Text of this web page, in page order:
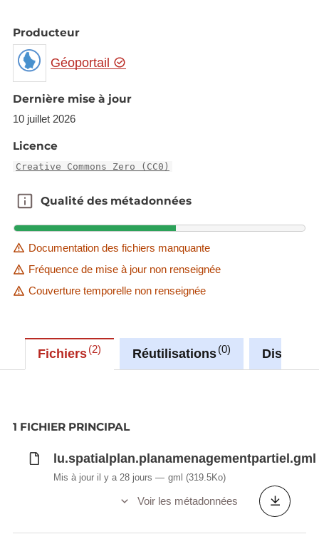
Producteur
Géoportail
Dernière mise à jour
10 juillet 2026
Licence
Creative Commons Zero (CC0)
Qualité des métadonnées
Qualité des métadonnées
Documentation des fichiers manquante
Fréquence de mise à jour non renseignée
Couverture temporelle non renseignée
Fichiers 2 Réutilisations 0
1 FICHIER PRINCIPAL
lu.spatialplan.planamenagementpartiel.gml
Mis à jour il y a 28 jours gml (319.5Ko)
Voir les métadonnées